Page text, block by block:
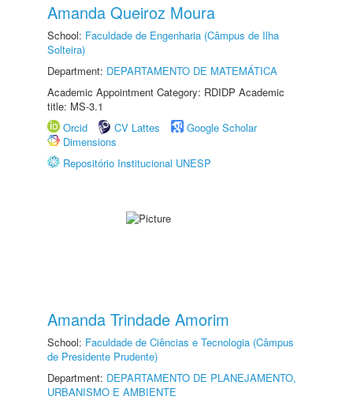
Amanda Queiroz Moura
School: Faculdade de Engenharia (Câmpus de Ilha
Solteira)
Department: DEPARTAMENTO DE MATEMÁTICA
Academic Appointment Category: RDIDP Academic
title: MS-3.1
Orcid
CV Lattes
Google Scholar
Dimensions
Repositório Institucional UNESP
Amanda Trindade Amorim
School: Faculdade de Ciências e Tecnologia (Câmpus
de Presidente Prudente)
Department: DEPARTAMENTO DE PLANEJAMENTO,
URBANISMO E AMBIENTE